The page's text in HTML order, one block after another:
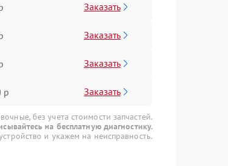
Заказать
Заказать
Заказать
р Заказать
без учета стоимости запчастей.
на бесплатную диагностику.
и укажем на неисправность.